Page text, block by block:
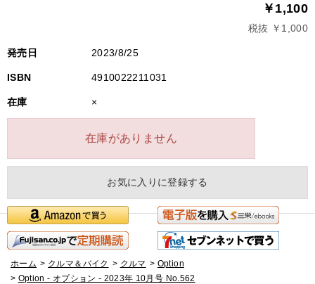
￥1,100
税抜 ￥1,000
発売日 2023/8/25
ISBN 4910022211031
在庫 ×
在庫がありません
お気に入りに登録する
ホーム > クルマ＆バイク > クルマ > Option
> Option - オプション - 2023年 10月号 No.562